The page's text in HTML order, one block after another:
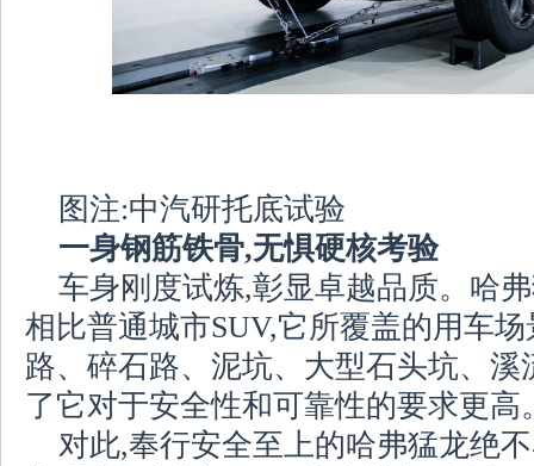
图注:中汽研托底试验
一身钢筋铁骨,无惧硬核考验
车身刚度试炼,彰显卓越品质。哈
相比普通城市SUV,它所覆盖的用车
路、碎石路、泥坑、大型石头坑、
了它对于安全性和可靠性的要求更高
对此,奉行安全至上的哈弗猛龙绝